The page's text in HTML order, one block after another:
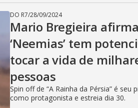
DO R7/28/09/2024
Mario Bregieira
‘Neemias’ tem
tocar a vida de
pessoas
Spin off de “A Rainha da Pérsia” é seu
como protagonista e estreia dia 30.